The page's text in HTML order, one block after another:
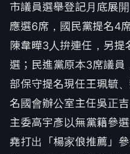
市議員選舉登記月底展
應選6席，國民黨提名4
陳韋曄3人拚連任，另
選；民進黨原本3席議員
部保守提名現任王珮毓
名國會辦公室主任吳正
主委高宇彥以無黨籍參
堯打出「楊家俍推薦」